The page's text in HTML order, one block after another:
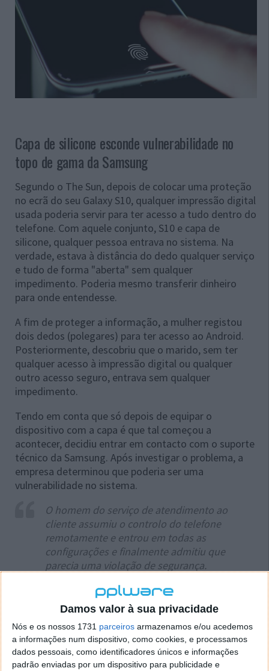
Damos valor à sua privacidade
Nós e os nossos 1731 parceiros armazenamos e/ou acedemos
a informações num dispositivo, como cookies, e processamos
dados pessoais, como identificadores únicos e informações
padrão enviadas por um dispositivo para publicidade e
Capa de silicone esconde vulnerabilidade no
topo de gama da Samsung
Segundo o The Sun, depois de colocar uma proteção
no ecrã do seu Galaxy S10, qualquer impressão digital
usada poderia servir para ter acesso a tudo dentro do
telefone. Com aquele conjunto, S10 e capa de
silicone, qualquer pessoa entrava no sistema. Na
verdade, estava à distância do dedo qualquer serviço
e tudo de forma "aberta" sem qualquer
impedimento. Poderia mesmo transferir dinheiro
para onde entendesse.
A fim de proteger a informação, a mulher registou
dois dedos (polegares) para ter acesso ao Android.
Posteriormente, descobriu que o marido, sem ter
qualquer acesso à impressão digital ou qualquer
outro acesso seguro, entrava sem qualquer
impedimento.
Tendo em conta que só depois de equipar o
dispositivo com a capa é que tal começou a
acontecer, decidiu entrar em contacto com o suporte
técnico da Samsung. Após investigar o problema, a
empresa determinou que poderia ser uma
vulnerabilidade no sistema.
O homem do serviço de atendimento ao
cliente assumiu o controlo do telefone
remotamente e entrou em todas as
configurações e finalmente admitiu que
parecia uma violação de segurança.
Referiu Lisa Neilson.
Estamos a investigar isso internamente.
Recomendamos que todos os clientes usem
acessórios autorizados Samsung, projetados
especificamente para produtos Samsung.